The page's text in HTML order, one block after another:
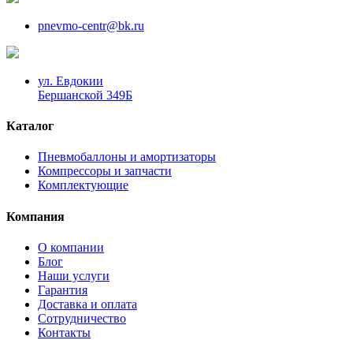
pnevmo-centr@bk.ru
ул. Евдокии
Бершанской 349Б
Каталог
Пневмобаллоны и амортизаторы
Компрессоры и запчасти
Комплектующие
Компания
О компании
Блог
Наши услуги
Гарантия
Доставка и оплата
Сотрудничество
Контакты